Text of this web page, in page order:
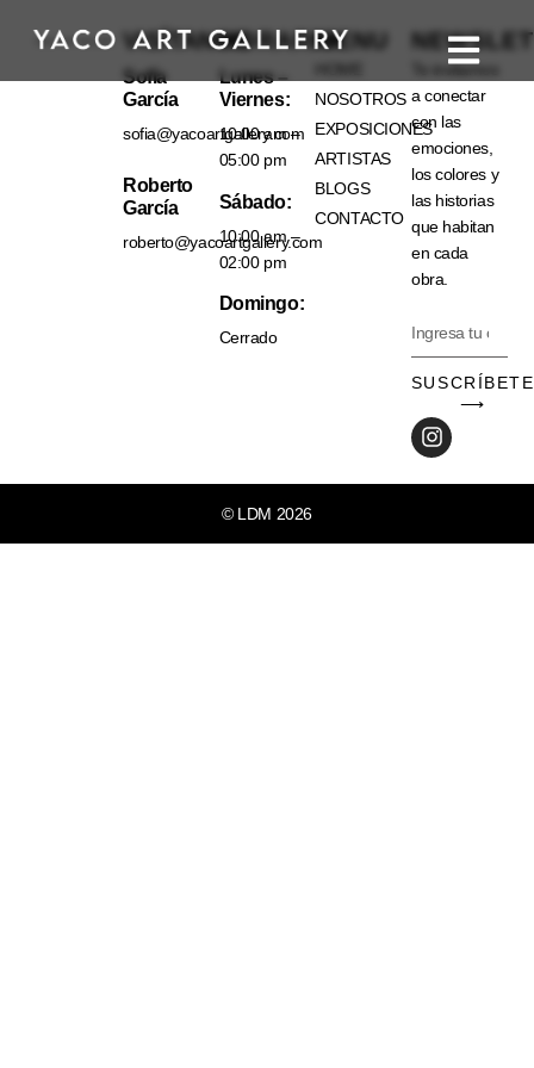
VISÍTANOS
Sofía
García
sofia@yacoartgallery.com
Roberto
García
roberto@yacoartgallery.com
HORARIO
Lunes –
Viernes:
10:00 am –
05:00 pm
Sábado:
10:00 am –
02:00 pm
Domingo:
Cerrado
MENU
NOSOTROS
EXPOSICIONES
ARTISTAS
BLOGS
CONTACTO
Te invitamos
a conectar
con las
emociones,
los colores y
las historias
que habitan
en cada
obra.
SUSCRÍBETE
⟶
© LDM 2026